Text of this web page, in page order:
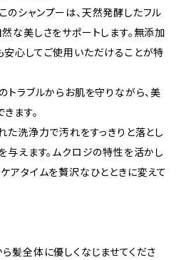
シャンプーは、天然発酵したフル
な美しさをサポートします。無添加
安心してご使用いただけることが特
トラブルからお肌を守りながら、美
ます。
た洗浄力で汚れをすっきりと落とし
与えます。ムクロジの特性を活かし
アタイムを贅沢なひとときに変えて
髪全体に優しくなじませてくださ